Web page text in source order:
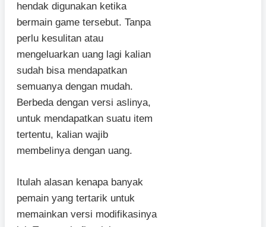
hendak digunakan ketika
bermain game tersebut. Tanpa
perlu kesulitan atau
mengeluarkan uang lagi kalian
sudah bisa mendapatkan
semuanya dengan mudah.
Berbeda dengan versi aslinya,
untuk mendapatkan suatu item
tertentu, kalian wajib
membelinya dengan uang.
Itulah alasan kenapa banyak
pemain yang tertarik untuk
memainkan versi modifikasinya